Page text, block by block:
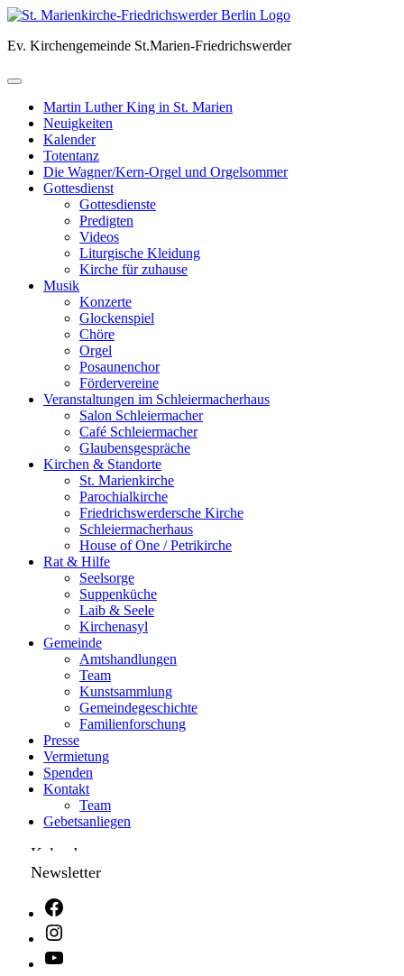
Skip
content
Ev. Kirchengemeinde St.Marien-Friedrichswerder
Martin Luther King in St. Marien
Neuigkeiten
Kalender
Totentanz
Die Wagner/Kern-Orgel und Orgelsommer
Gottesdienst
Gottesdienste
Predigten
Videos
Liturgische Kleidung
Kirche für zuhause
Musik
Konzerte
Glockenspiel
Chöre
Orgel
Posaunenchor
Fördervereine
Veranstaltungen im Schleiermacherhaus
Salon Schleiermacher
Café Schleiermacher
Glaubensgespräche
Kirchen & Standorte
St. Marienkirche
Parochialkirche
Friedrichswerdersche Kirche
Schleiermacherhaus
House of One / Petrikirche
Rat & Hilfe
Seelsorge
Suppenküche
Laib & Seele
Kirchenasyl
Gemeinde
Amtshandlungen
Team
Kunstsammlung
Gemeindegeschichte
Familienforschung
Presse
Vermietung
Spenden
Kontakt
Team
Gebetsanliegen
Kalender
Newsletter